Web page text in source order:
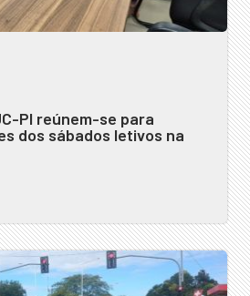
PI reúnem-se para
dos sábados letivos na